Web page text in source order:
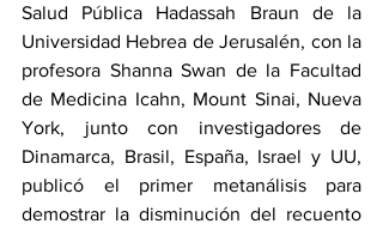
Salud Pública Hadassah Braun de la
Universidad Hebrea de Jerusalén, con la
profesora Shanna Swan de la Facultad
de Medicina Icahn, Mount Sinai, Nueva
York, junto con investigadores de
Dinamarca, Brasil, España, Israel y UU,
publicó el primer metanálisis para
demostrar la disminución del recuento